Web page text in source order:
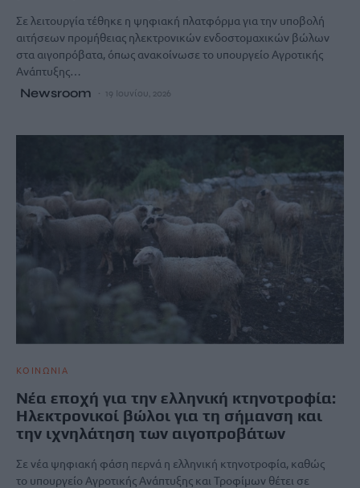
Σε λειτουργία τέθηκε η ψηφιακή πλατφόρμα για την υποβολή
αιτήσεων προμήθειας ηλεκτρονικών ενδοστομαχικών βώλων
στα αιγοπρόβατα, όπως ανακοίνωσε το υπουργείο Αγροτικής
Ανάπτυξης…
Newsroom 19 Ιουνίου, 2026
ΚΟΙΝΩΝΙΑ
Νέα εποχή για την ελληνική κτηνοτροφία:
Ηλεκτρονικοί βώλοι για τη σήμανση και
την ιχνηλάτηση των αιγοπροβάτων
Σε νέα ψηφιακή φάση περνά η ελληνική κτηνοτροφία, καθώς
το υπουργείο Αγροτικής Ανάπτυξης και Τροφίμων θέτει σε